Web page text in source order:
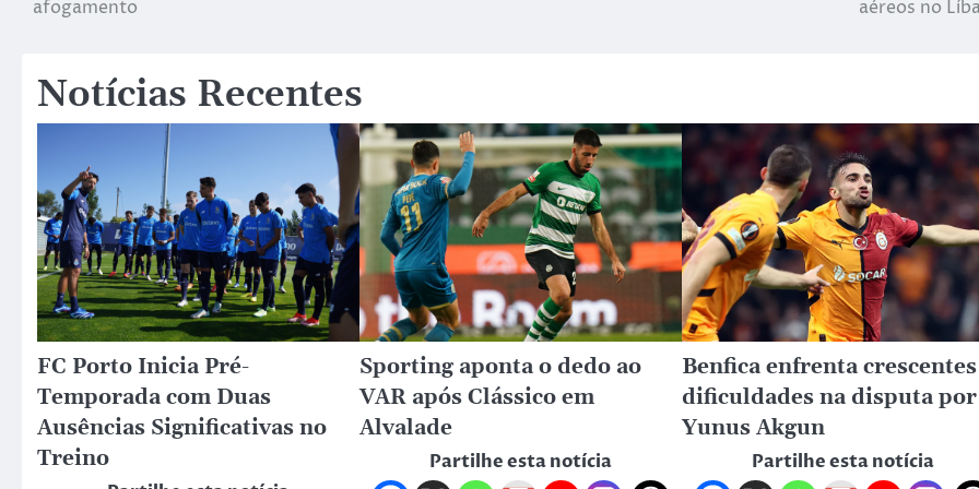
afogamento aéreos no
Notícias Recentes
FC Porto Inicia Pré-
Temporada com Duas
Ausências Significativas no
Treino
Sporting aponta o dedo ao
VAR após Clássico em
Alvalade
Partilhe esta notícia
Benfica enfrenta crescentes
dificuldades na disputa por
Yunus Akgun
Partilhe esta notícia